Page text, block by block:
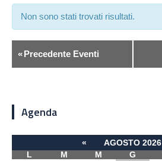
Non sono stati trovati risultati.
«Precedente Eventi
Agenda
« AGOSTO 2026
L
M M G